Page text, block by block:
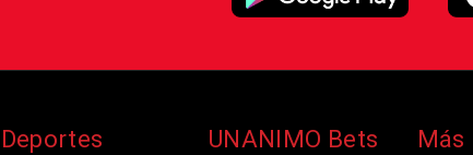
Deportes UNANIMO Bets Más